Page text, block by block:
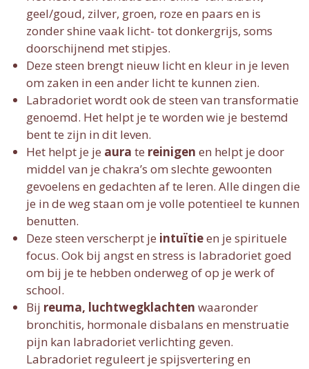
geel/goud, zilver, groen, roze en paars en is
zonder shine vaak licht- tot donkergrijs, soms
doorschijnend met stipjes.
Deze steen brengt nieuw licht en kleur in je leven
om zaken in een ander licht te kunnen zien.
Labradoriet wordt ook de steen van transformatie
genoemd. Het helpt je te worden wie je bestemd
bent te zijn in dit leven.
Het helpt je je aura te reinigen en helpt je door
middel van je chakra’s om slechte gewoonten
gevoelens en gedachten af te leren. Alle dingen die
je in de weg staan om je volle potentieel te kunnen
benutten.
Deze steen verscherpt je intuïtieen je spirituele
focus. Ook bij angst en stress is labradoriet goed
om bij je te hebben onderweg of op je werk of
school.
Bij reuma, luchtwegklachten waaronder
bronchitis, hormonale disbalans en menstruatie
pijn kan labradoriet verlichting geven.
Labradoriet reguleert je spijsvertering en